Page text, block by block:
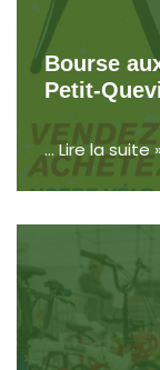
Bourse
Petit-
…Lire la suite